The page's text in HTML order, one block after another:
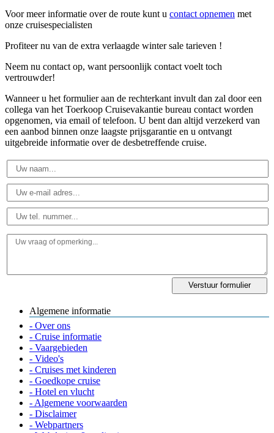
Voor meer informatie over de route kunt u contact opnemen met
onze cruisespecialisten
Profiteer nu van de extra verlaagde winter sale tarieven !
Neem nu contact op, want persoonlijk contact voelt toch
vertrouwder!
Wanneer u het formulier aan de rechterkant invult dan zal door een
collega van het Toerkoop Cruisevakantie bureau contact worden
opgenomen, via email of telefoon. U bent dan altijd verzekerd van
een aanbod binnen onze laagste prijsgarantie en u ontvangt
uitgebreide informatie over de desbetreffende cruise.
Algemene informatie
- Over ons
- Cruise informatie
- Vaargebieden
- Video's
- Cruises met kinderen
- Goedkope cruise
- Hotel en vlucht
- Algemene voorwaarden
- Disclaimer
- Webpartners